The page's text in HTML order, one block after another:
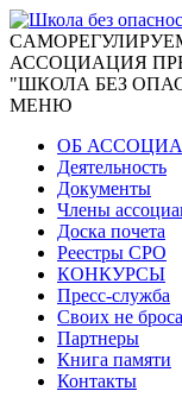
АССОЦИАЦИЯ
"ШКОЛА БЕЗ
МЕНЮ
ОБ
Деятельность
Документы
Члены
Доска почета
Реестры СРО
КОНКУРСЫ
Пресс-служба
Своих не
Партнеры
Книга памяти
Контакты